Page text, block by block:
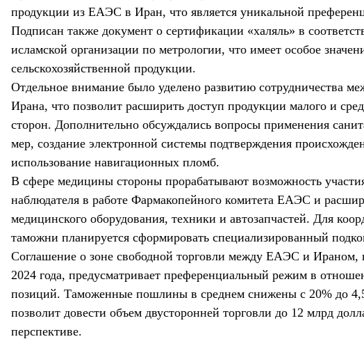
продукции из ЕАЭС в Иран, что является уникальной
Подписан также документ о сертификации «халяль» в
исламской организации по метрологии, что имеет особое
сельскохозяйственной продукции.
Отдельное внимание было уделено развитию сотрудничества
Ирана, что позволит расширить доступ продукции малого и
сторон. Дополнительно обсуждались вопросы применения
мер, создание электронной системы подтверждения
использование навигационных пломб.
В сфере медицины стороны прорабатывают возможность
наблюдателя в работе Фармакопейного комитета ЕАЭС и
медицинского оборудования, техники и автозапчастей. Для
таможни планируется сформировать специализированный
Соглашение о зоне свободной торговли между ЕАЭС и Ираном,
2024 года, предусматривает преференциальный режим в
позиций. Таможенные пошлины в среднем снижены с 20% до
позволит довести объем двусторонней торговли до 12 млрд
перспективе.